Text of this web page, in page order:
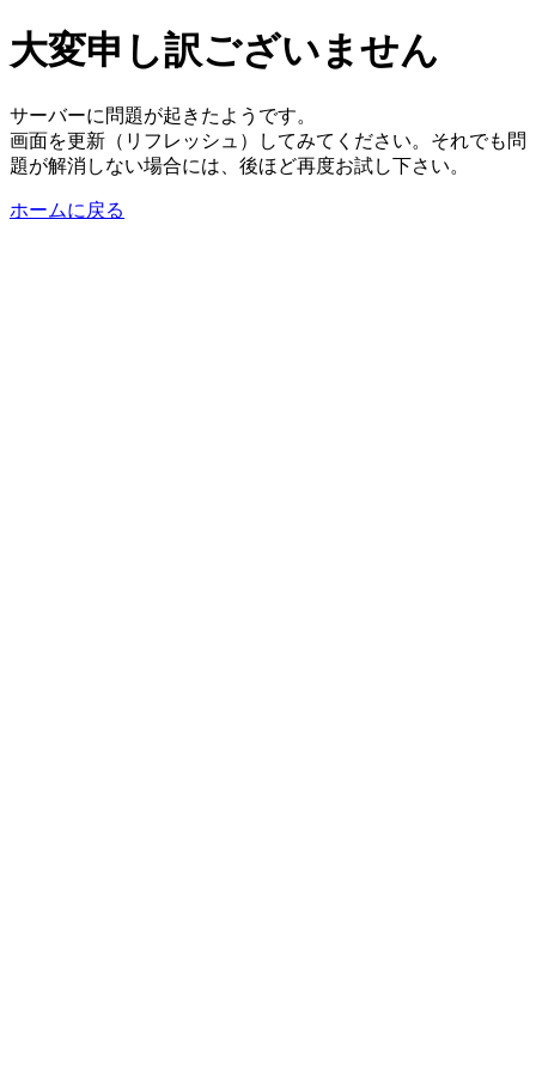
大変申し訳ございません
サーバーに問題が起きたようです。
画面を更新（リフレッシュ）してみてください。それでも問
題が解消しない場合には、後ほど再度お試し下さい。
ホームに戻る